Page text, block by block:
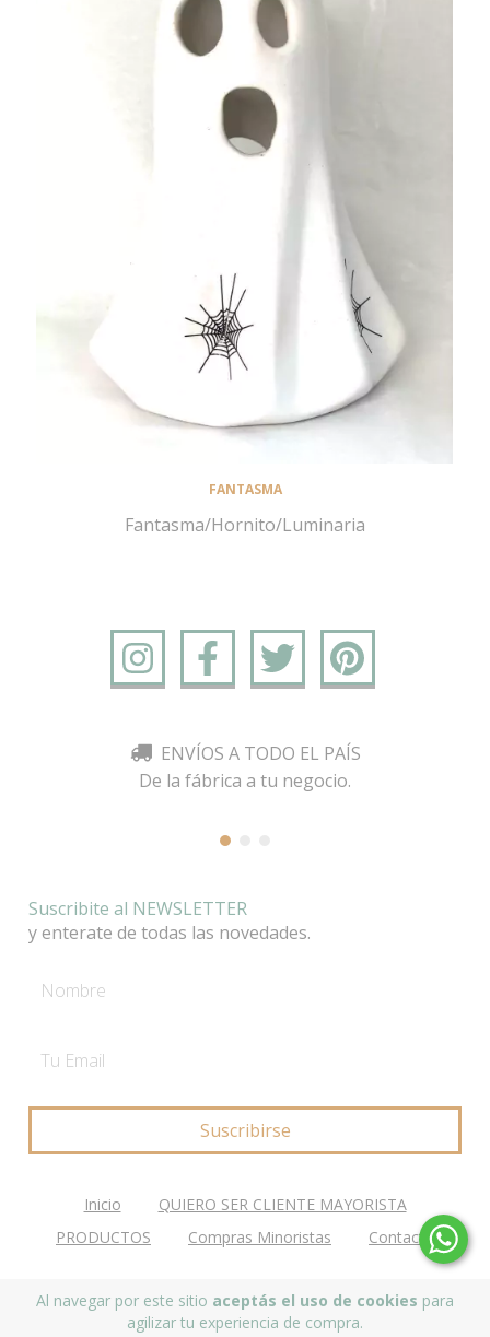
Al navegar por este sitio aceptás el uso de cookies para
agilizar tu experiencia de compra.
FANTASMA
Fantasma/Hornito/Luminaria
ENVÍOS A TODO EL PAÍS
De la fábrica a tu negocio.
Suscribite al NEWSLETTER
y enterate de todas las novedades.
Inicio
QUIERO SER CLIENTE MAYORISTA
PRODUCTOS
Compras Minoristas Contacto
Copyright ACABAJO DECO - 2026. Todos los derechos reservados.
Defensa de las y los consumidores. Para reclamosingrese aquí